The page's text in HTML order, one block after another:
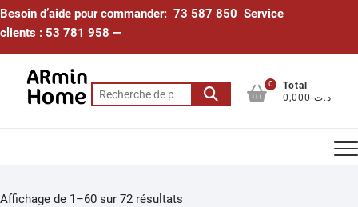
Skip
to
Besoin d’aide pour commander: 73 587 850 Service
clients : 53 781 958 —
Recherche
pour :
0
Total
0,000 د.ت
Affichage de 1–60 sur 72 résultats